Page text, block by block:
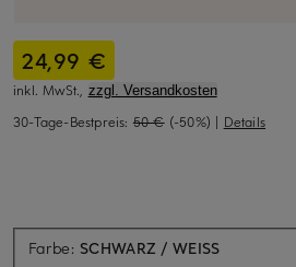
24,99 €
inkl. MwSt., zzgl. Versandkosten
30-Tage-Bestpreis: 50 € (-50%) | Details
Farbe: SCHWARZ / WEISS